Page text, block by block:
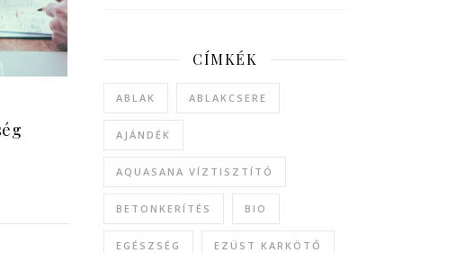
CÍMKÉK
ABLAK ABLAKCSERE
AJÁNDÉK
AQUASANA VÍZTISZTÍTÓ
BETONKERÍTÉS BIO
EGÉSZSÉG EZÜST KARKÖTŐ